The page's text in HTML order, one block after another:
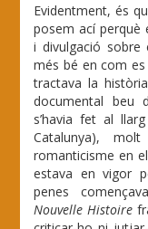
Evidentment, és
posem ací perquè
i divulgació sobre
més bé en com
tractava la
documental beu
s’havia fet al
Catalunya),
romanticisme en
estava en vigor
penes
Nouvelle Histoire